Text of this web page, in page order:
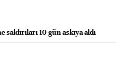
10 gün askıya aldı